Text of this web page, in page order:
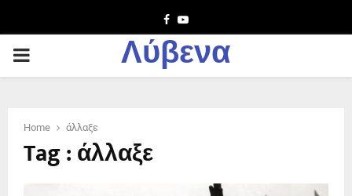
Facebook
Youtube
PRIMARY
Λύβενα
Home άλλαξε
Tag : άλλαξε